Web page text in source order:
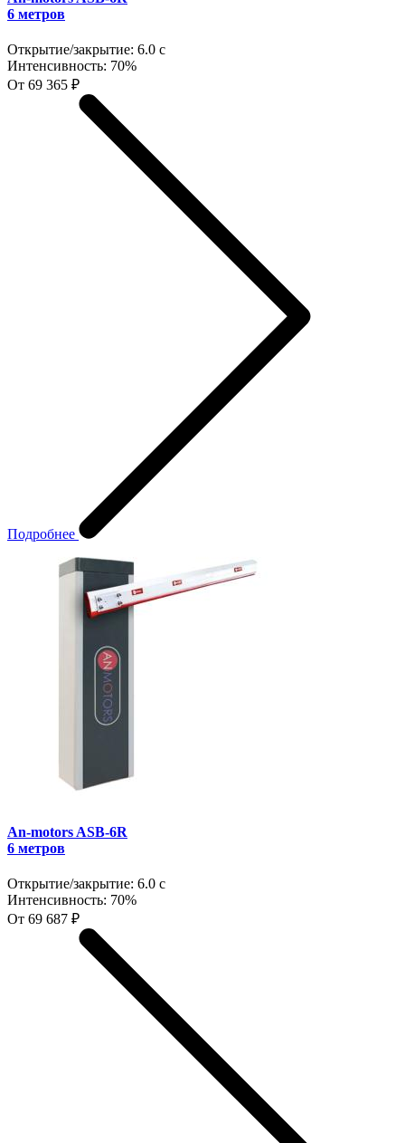
6 метров
Открытие/закрытие: 6.0 с
Интенсивность: 70%
От 69 365 ₽
Подробнее
An-motors ASB-6R
6 метров
Открытие/закрытие: 6.0 с
Интенсивность: 70%
От 69 687 ₽